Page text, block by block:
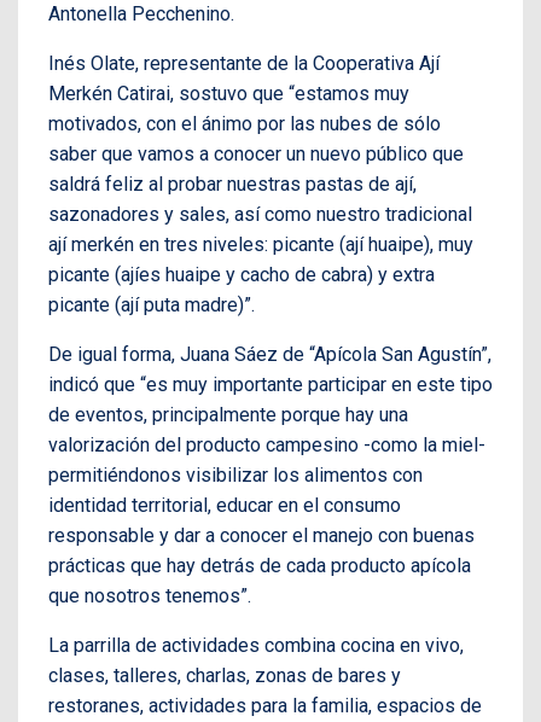
Antonella Pecchenino.
Inés Olate, representante de la Cooperativa Ají
Merkén Catirai, sostuvo que “estamos muy
motivados, con el ánimo por las nubes de sólo
saber que vamos a conocer un nuevo público que
saldrá feliz al probar nuestras pastas de ají,
sazonadores y sales, así como nuestro tradicional
ají merkén en tres niveles: picante (ají huaipe), muy
picante (ajíes huaipe y cacho de cabra) y extra
picante (ají puta madre)”.
De igual forma, Juana Sáez de “Apícola San Agustín”,
indicó que “es muy importante participar en este tipo
de eventos, principalmente porque hay una
valorización del producto campesino -como la miel-
permitiéndonos visibilizar los alimentos con
identidad territorial, educar en el consumo
responsable y dar a conocer el manejo con buenas
prácticas que hay detrás de cada producto apícola
que nosotros tenemos”.
La parrilla de actividades combina cocina en vivo,
clases, talleres, charlas, zonas de bares y
restoranes, actividades para la familia, espacios de